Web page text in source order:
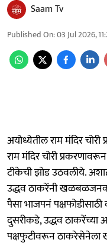
Saam Tv
Published On:03 Jul 2026,
अयोध्येतील राम मंदिर
राम मंदिर चोरी
टीकेची झोड उठवलीये.
उद्धव ठाकरेंनी खळबळजनक
पैसा भाजपनं पक्षफोडीसाठी
दुसरीकडे, उद्धव ठाकरेंच्या
पक्षफुटीवरून ठाकरेसेनेला